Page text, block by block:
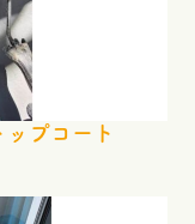
プコート